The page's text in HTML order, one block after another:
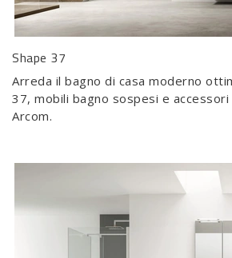
Shape 37
Arreda il bagno di casa moderno
37, mobili bagno sospesi e accessori
Arcom.